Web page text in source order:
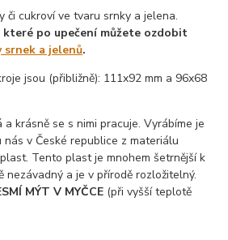
či cukroví ve tvaru srnky a jelena.
po upečení můžete ozdobit
srnek a jelenů.
jsou (přibližně): 111x92 mm a 96x68
krásně se s nimi pracuje. Vyrábíme je
v České republice z materiálu
Tento plast je mnohem šetrnější k
nezávadný a je v přírodě rozložitelný.
MÝT V MYČCE (při vyšší teplotě